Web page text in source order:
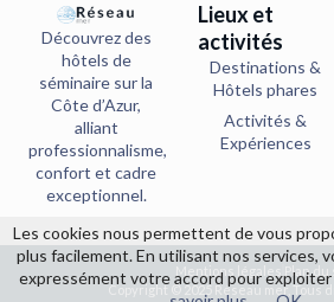
Découvrez des
hôtels de
séminaire sur la
Côte d’Azur,
alliant
professionnalisme,
confort et cadre
exceptionnel.
Lieux et
activités
Destinations &
Hôtels phares
Activités &
Expériences
Copyright © 2025 Réseau mer, Tous
Mentions légales Plan du
Les cookies nous permettent de vous
plus facilement. En utilisant nos services,
expressément votre accord pour exploiter